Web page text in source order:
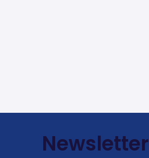
Newsletter